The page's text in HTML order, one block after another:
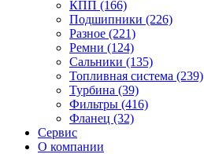
КПП (166)
Подшипники (226)
Разное (221)
Ремни (124)
Сальники (135)
Топливная система (239)
Турбина (39)
Фильтры (416)
Фланец (32)
Сервис
О компании